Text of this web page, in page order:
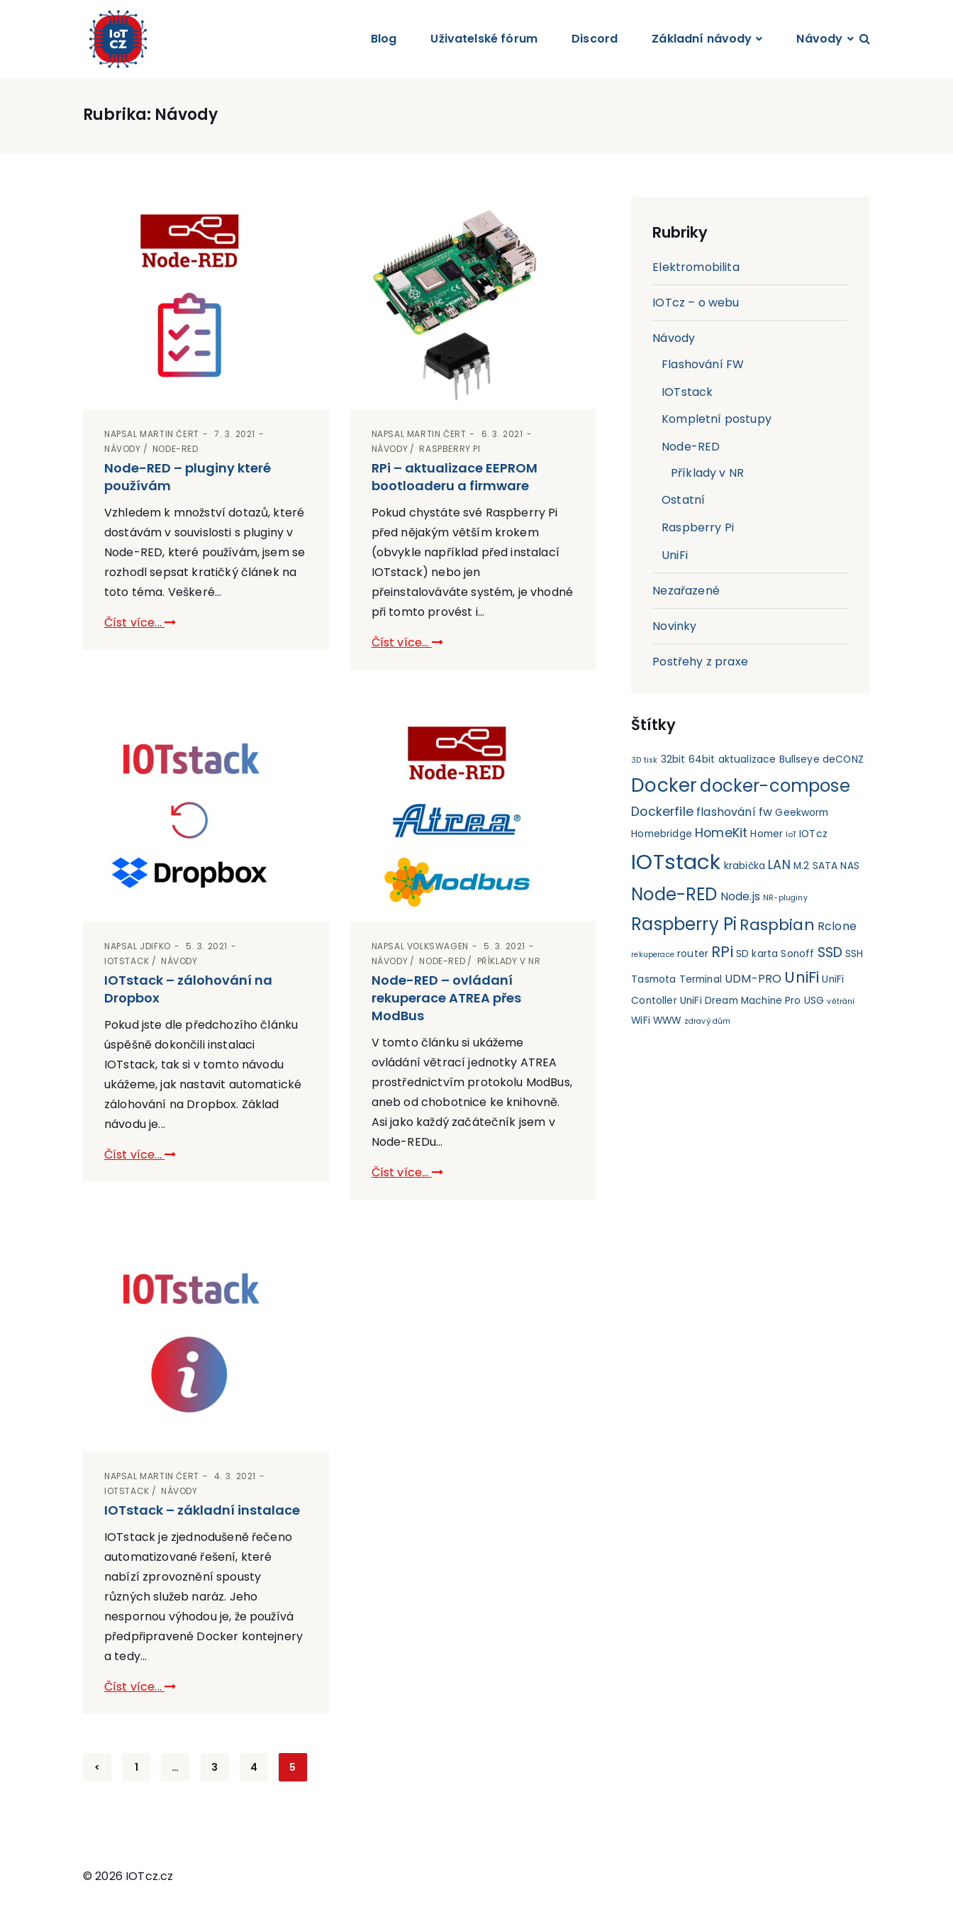
Blog Uživatelské fórum Discord Základní návody Návody
Rubrika: Návody
NAPSAL MARTIN ČERT
7. 3. 2021
NÁVODY
NODE-RED
Node-RED – pluginy které
používám
Vzhledem k množství dotazů, které
dostávám v souvislosti s pluginy v
Node-RED, které používám, jsem se
rozhodl sepsat kratičký článek na
toto téma. Veškeré...
Číst více...
NAPSAL MARTIN ČERT
6. 3. 2021
NÁVODY
RASPBERRY PI
RPi – aktualizace EEPROM
bootloaderu a firmware
Pokud chystáte své Raspberry Pi
před nějakým větším krokem
(obvykle například před instalací
IOTstack) nebo jen
přeinstalováváte systém, je vhodné
při tomto provést i...
Číst více...
NAPSAL JDIFKO
5. 3. 2021
IOTSTACK
NÁVODY
IOTstack – zálohování na
Dropbox
Pokud jste dle předchozího článku
úspěšně dokončili instalaci
IOTstack, tak si v tomto návodu
ukážeme, jak nastavit automatické
zálohování na Dropbox. Základ
návodu je...
Číst více...
NAPSAL VOLKSWAGEN
5. 3. 2021
NÁVODY
NODE-RED PŘÍKLADY V NR
Node-RED – ovládaní
rekuperace ATREA přes
ModBus
V tomto článku si ukážeme
ovládání větrací jednotky ATREA
prostřednictvím protokolu ModBus,
aneb od chobotnice ke knihovně.
Asi jako každý začátečník jsem v
Node-REDu...
Číst více...
NAPSAL MARTIN ČERT
4. 3. 2021
IOTSTACK
NÁVODY
IOTstack – základní instalace
IOTstack je zjednodušeně řečeno
automatizované řešení, které
nabízí zprovoznění spousty
různých služeb naráz. Jeho
nespornou výhodou je, že používá
předpřipravené Docker kontejnery
a tedy...
Číst více...
Stránkování
< 1 … 3 4 5
Rubriky
Elektromobilita
IOTcz – o webu
Návody
Flashování FW
IOTstack
Kompletní postupy
Node-RED
Příklady v NR
Ostatní
Raspberry Pi
UniFi
Nezařazené
Novinky
Postřehy z praxe
Štítky
3D tisk 32bit 64bit aktualizace Bullseye deCONZ
Dockerdocker-compose
Dockerfile flashování fw Geekworm
Homebridge HomeKit Homer IoT IOTcz
IOTstack krabička LAN M.2 SATA NAS
Node-RED Node.js NR-pluginy
Raspberry Pi Raspbian Rclone
rekuperace router RPi SD karta Sonoff SSD SSH
Tasmota Terminal UDM-PRO UniFi UniFi
Contoller UniFi Dream Machine Pro USG větrání
WiFi WWW zdravý dům
© 2026 IOTcz.cz